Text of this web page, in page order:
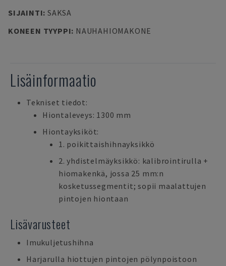
SIJAINTI: SAKSA
KONEEN TYYPPI: NAUHAHIOMAKONE
Lisäinformaatio
Tekniset tiedot:
Hiontaleveys: 1300 mm
Hiontayksiköt:
1. poikittaishihnayksikkö
2. yhdistelmäyksikkö: kalibrointirulla +
hiomakenkä, jossa 25 mm:n
kosketussegmentit; sopii maalattujen
pintojen hiontaan
Lisävarusteet
Imukuljetushihna
Harjarulla hiottujen pintojen pölynpoistoon